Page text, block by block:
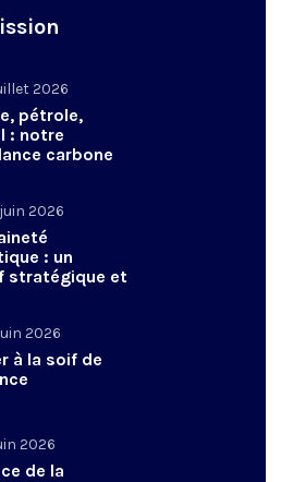
2026
pétrole,
: notre
carbone
2026
: un
stratégique et
2026
à la soif de
2026
de la